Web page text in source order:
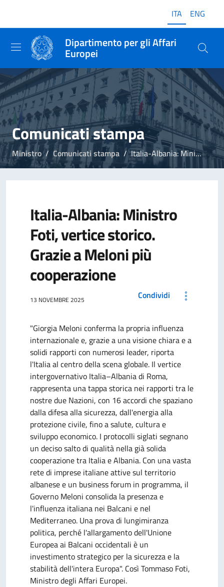
ITA ENG
Dipartimento per gli Affari
Europei
Comunicati stampa
Ministro Comunicati stampa Italia-Albania: Ministro Foti, vertice storico. Grazie a Meloni più cooperazione
Italia-Albania: Ministro
Foti, vertice storico.
Grazie a Meloni più
cooperazione
13 NOVEMBRE 2025 Condividi
"Giorgia Meloni conferma la propria influenza
internazionale e, grazie a una visione chiara e a
solidi rapporti con numerosi leader, riporta
l'Italia al centro della scena globale. Il vertice
intergovernativo Italia–Albania di Roma,
rappresenta una tappa storica nei rapporti tra le
nostre due Nazioni, con 16 accordi che spaziano
dalla difesa alla sicurezza, dall'energia alla
protezione civile, fino a salute, cultura e
sviluppo economico. I protocolli siglati segnano
un deciso salto di qualità nella già solida
cooperazione tra Italia e Albania. Con una vasta
rete di imprese italiane attive sul territorio
albanese e un business forum in programma, il
Governo Meloni consolida la presenza e
l'influenza italiana nei Balcani e nel
Mediterraneo. Una prova di lungimiranza
politica, perché l'allargamento dell'Unione
Europea ai Balcani occidentali è un
investimento strategico per la sicurezza e la
stabilità dell'intera Europa". Così Tommaso Foti,
Ministro degli Affari Europei.